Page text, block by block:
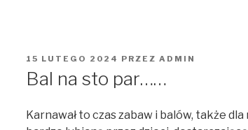
OPUBLIKOWANE
15 LUTEGO 2024 PRZEZ ADMIN
Bal na sto par……
Karnawał to czas zabaw i balów, także